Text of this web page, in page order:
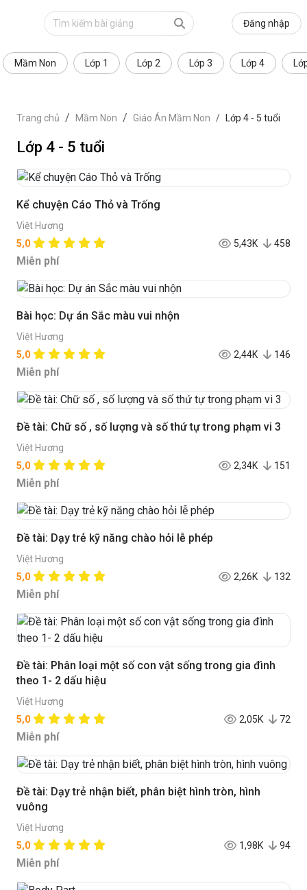
Đăng nhập
Mầm Non Lớp 1 Lớp 2 Lớp 3 Lớp 4
Trang chủ Mầm Non Giáo Án Mầm Non Lớp 4 - 5 tuổi
Lớp 4 - 5 tuổi
Kể chuyện Cáo Thỏ và Trống
Việt Hương
5,0
5,43K 458
Miễn phí
Bài học: Dự án Sắc màu vui nhộn
Việt Hương
5,0
2,44K 146
Miễn phí
Đề tài: Chữ số , số lượng và số thứ tự trong phạm vi 3
Việt Hương
5,0
2,34K 151
Miễn phí
Đề tài: Dạy trẻ kỹ năng chào hỏi lễ phép
Việt Hương
5,0
2,26K 132
Miễn phí
Đề tài: Phân loại một số con vật sống trong gia đình
theo 1- 2 dấu hiệu
Việt Hương
5,0
2,05K 72
Miễn phí
Đề tài: Dạy trẻ nhận biết, phân biệt hình tròn, hình
vuông
Việt Hương
5,0
1,98K 94
Miễn phí